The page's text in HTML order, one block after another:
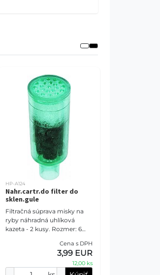
HP-A124
Nahr.cartr.do filter do
sklen.gule
Filtračná súprava misky na
ryby náhradná uhlíková
kazeta - 2 kusy. Rozmer: 6
Cena s DPH
3,99 EUR
12,00 ks